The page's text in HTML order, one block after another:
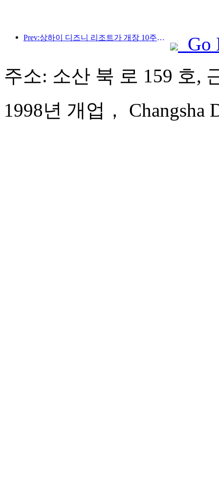
Prev:상하이 디즈니 리조트가 개장 10주년을 맞이했으며, 현재까지 1억 명이 넘는 방문객을 맞이했습니다.
Go
주소: 소산 북 로 159 호,
1998년 개업， Changsha